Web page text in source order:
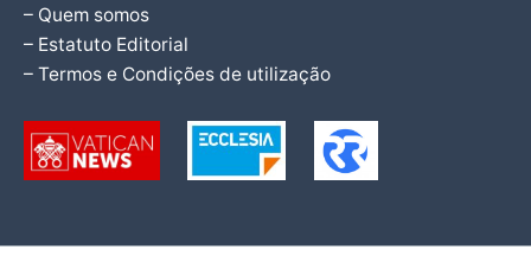
– Quem somos
– Estatuto Editorial
– Termos e Condições de utilização